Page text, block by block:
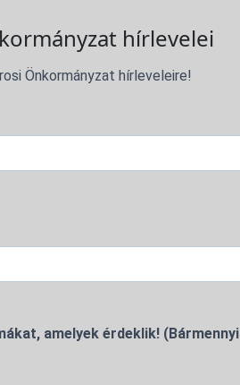
hírlevelei
Önkormányzat hírleveleire!
amelyek érdeklik! (Bármennyi